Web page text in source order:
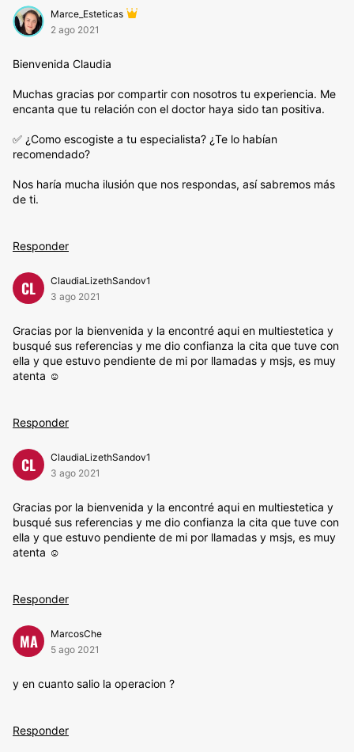
Marce_Esteticas
2 ago 2021
Bienvenida Claudia
Muchas gracias por compartir con nosotros tu experiencia. Me
encanta que tu relación con el doctor haya sido tan positiva.
✅ ¿Como escogiste a tu especialista? ¿Te lo habían
recomendado?
Nos haría mucha ilusión que nos respondas, así sabremos más
de ti.
Responder
CL
ClaudiaLizethSandov1
3 ago 2021
Gracias por la bienvenida y la encontré aqui en multiestetica y
busqué sus referencias y me dio confianza la cita que tuve con
ella y que estuvo pendiente de mi por llamadas y msjs, es muy
atenta ☺️
Responder
CL
ClaudiaLizethSandov1
3 ago 2021
Gracias por la bienvenida y la encontré aqui en multiestetica y
busqué sus referencias y me dio confianza la cita que tuve con
ella y que estuvo pendiente de mi por llamadas y msjs, es muy
atenta ☺️
Responder
MA
MarcosChe
5 ago 2021
y en cuanto salio la operacion ?
Responder